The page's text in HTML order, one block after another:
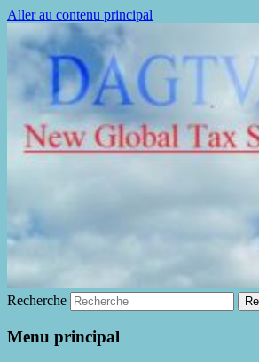
Aller au contenu principal
DAGTVA
La fin de la fraude à la TVA
Recherche
Menu principal